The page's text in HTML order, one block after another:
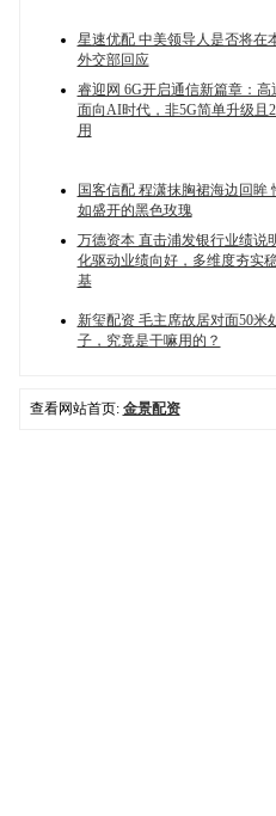
星速优配 中美领导人是否将在
外交部回应
睿迎网 ​6G开启通信新篇章：高
面向AI时代，非5G简单升级且
用​
国客信配 程潇抹胸裙海边回眸
如盛开的黑色玫瑰
万德资本 直击浦发银行业绩说
化驱动业绩向好，多维度夯实
基
新玺配资 毛主席故居对面50米
子，究竟是干嘛用的？
查看网站首页: 金景配资